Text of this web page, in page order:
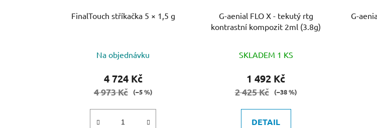
FinalTouch stříkačka 5 × 1,5 g
Na objednávku
4 724 Kč
4 973 Kč (–5 %)
G-aenial FLO X - tekutý rtg
kontrastní kompozit 2ml (3.8g)
SKLADEM 1 KS
1 492 Kč
2 425 Kč (–38 %)
DETAIL